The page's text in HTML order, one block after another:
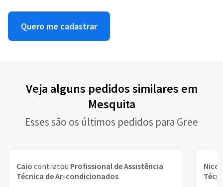
Quero me cadastrar
Veja alguns pedidos similares em
Mesquita
Esses são os últimos pedidos para Gree
Caio contratou Profissional de Assistência
Técnica de Ar-condicionados